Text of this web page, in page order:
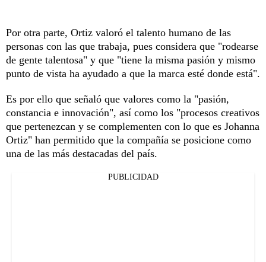
Por otra parte, Ortiz valoró el talento humano de las
personas con las que trabaja, pues considera que "rodearse
de gente talentosa" y que "tiene la misma pasión y mismo
punto de vista ha ayudado a que la marca esté donde está".
Es por ello que señaló que valores como la "pasión,
constancia e innovación", así como los "procesos creativos
que pertenezcan y se complementen con lo que es Johanna
Ortiz" han permitido que la compañía se posicione como
una de las más destacadas del país.
PUBLICIDAD